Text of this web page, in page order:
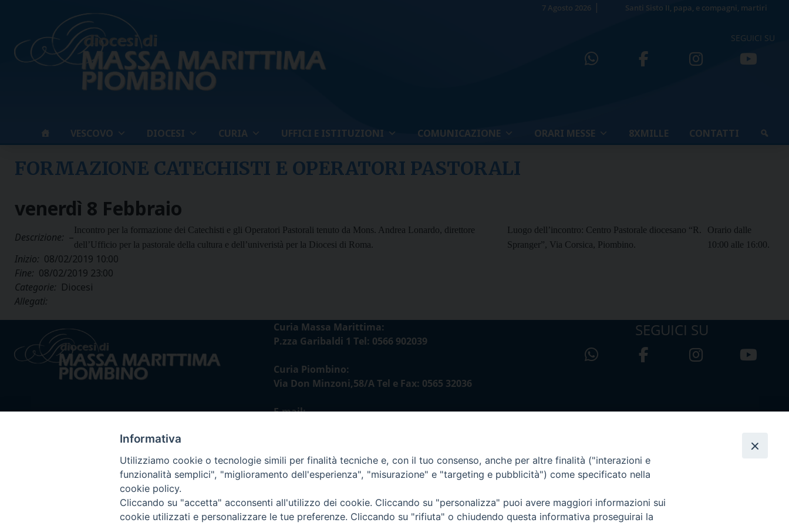
7 Agosto 2026 Santi Sisto II, papa, e compagni, martiri
SEGUICI SU
VESCOVO DIOCESI CURIA UFFICI E ISTITUZIONI COMUNICAZIONE ORARI MESSE 8XMILLE CONTATTI
FORMAZIONE CATECHISTI E OPERATORI PASTORALI
venerdì 8 Febbraio
Descrizione: –
Incontro per la formazione dei Catechisti e gli Operatori Pastorali tenuto da Mons. Andrea Lonardo, direttore
dell’Ufficio per la pastorale della cultura e dell’univeristà per la Diocesi di Roma.
Luogo dell’incontro: Centro Pastorale diocesano “R.
Spranger”, Via Corsica, Piombino.
Orario dalle
10:00 alle 16:00.
Inizio: 08/02/2019 10:00
Fine: 08/02/2019 23:00
Categorie: Diocesi
Allegati:
Curia Massa Marittima:
P.zza Garibaldi 1 Tel: 0566 902039
Curia Piombino:
Via Don Minzoni,58/A Tel e Fax: 0565 32036
E-mail:
SEGUICI SU
Privacy policy - trasparenza © 2024 Diocesi di Massa Marittima - Piombino
Informativa
Utilizziamo cookie o tecnologie simili per finalità tecniche e, con il tuo consenso, anche per altre finalità ("interazioni e
funzionalità semplici", "miglioramento dell'esperienza", "misurazione" e "targeting e pubblicità") come specificato nella
cookie policy.
Cliccando su "accetta" acconsenti all'utilizzo dei cookie. Cliccando su "personalizza" puoi avere maggiori informazioni sui
cookie utilizzati e personalizzare le tue preferenze. Cliccando su "rifiuta" o chiudendo questa informativa proseguirai la